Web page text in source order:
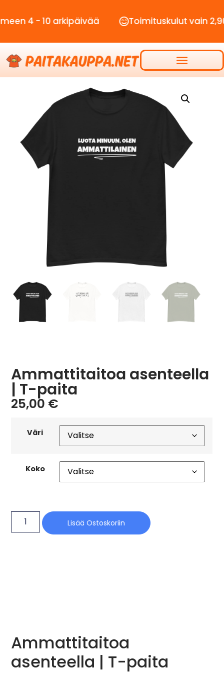
- 10 arkipäivää Toimituskulut vain 2,90€
Ammattitaitoa asenteella
| T-paita
25,00 €
Väri
Koko
Lisää Ostoskoriin
Ammattitaitoa
asenteella | T-paita